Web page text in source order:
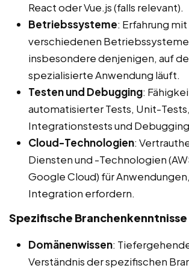
React oder Vue.js (falls relevant).
Betriebssysteme: Erfahrung mit
verschiedenen
insbesondere denjenigen, auf
spezialisierte Anwendung läuft.
Testen und Debugging:
automatisierter Tests, Unit-Tests,
Integrationstests und
Cloud-Technologien:
Diensten und -Technologien
Google Cloud) für
Integration erfordern.
Spezifische Branchenkenntnisse
Domänenwissen:
Verständnis der spezifischen